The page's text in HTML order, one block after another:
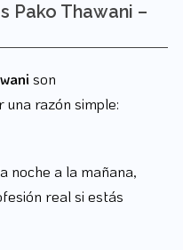
Pako Thawani –
son
razón simple:
noche a la mañana,
real si estás